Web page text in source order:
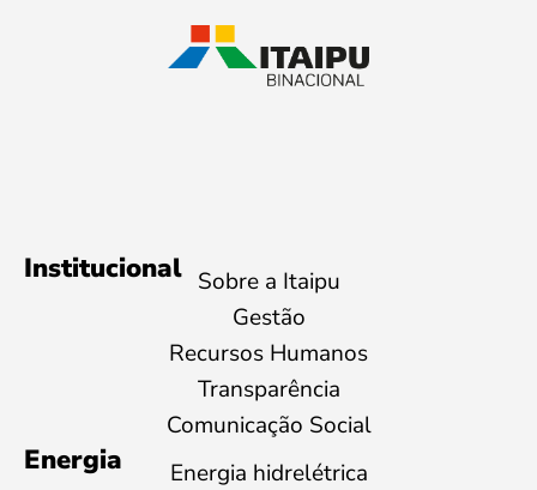
Institucional Sobre a Itaipu
Gestão
Recursos Humanos
Transparência
Comunicação Social
Energia
Energia hidrelétrica